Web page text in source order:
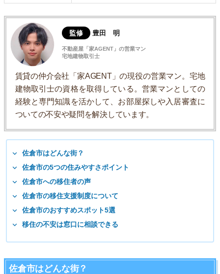
監修 豊田 明
不動産屋「家AGENT」の営業マン
宅地建物取引士
賃貸の仲介会社「家AGENT」の現役の営業マン。宅地
建物取引士の資格を取得している。営業マンとしての
経験と専門知識を活かして、お部屋探しや入居審査に
ついての不安や疑問を解決しています。
佐倉市はどんな街？
佐倉市の5つの住みやすさポイント
佐倉市への移住者の声
佐倉市の移住支援制度について
佐倉市のおすすめスポット5選
移住の不安は窓口に相談できる
佐倉市はどんな街？